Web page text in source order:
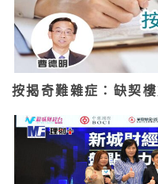
按揭奇難雜症：缺契